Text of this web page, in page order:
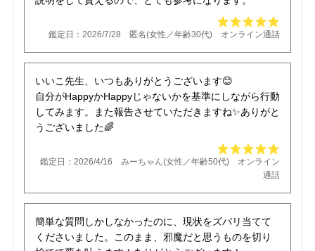
鑑定日：2026/7/28 匿名(女性／年齢30代) オンライン通話
いいこ先生、いつもありがとうございます😊
自分がHappyかHappyじゃないかを基準にしながら行動
してみます。また報告させていただきますね✨️ありがと
うございました🌈
鑑定日：2026/4/16 みーちゃん(女性／年齢50代) オンライン
通話
簡単な質問しかしなかったのに、現状をズバリ当てて
くださいました。このまま、邪魔だと思うものを切り